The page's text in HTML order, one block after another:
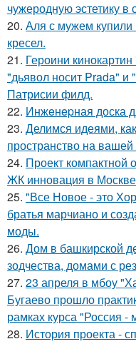
чужеродную эстетику
20. Аля с мужем купили
кресел.
21. Героини
"дьявол носит Prada"
Патрисии филд.
22. Инжeнepная доска
23. Делимся идеями,
пространство на вашей
24. Проект компактной
ЖК инновация в
25. "Все Новое - это
братья марчиано и
моды.
26. Дом в башкирской
зодчества, домами с
27. 23 апреля в мбоу
Бугаево прошло
рамках курса "Россия -
28. История проекта -